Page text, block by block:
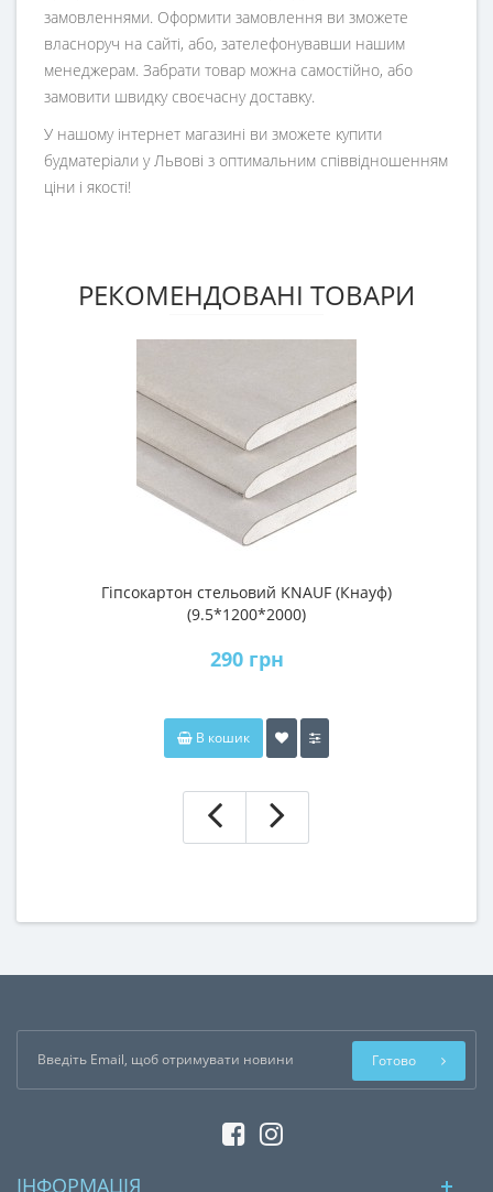
замовленнями. Оформити замовлення ви зможете
власноруч на сайті, або, зателефонувавши нашим
менеджерам. Забрати товар можна самостійно, або
замовити швидку своєчасну доставку.
У нашому інтернет магазині ви зможете купити
будматеріали у Львові з оптимальним співвідношенням
ціни і якості!
РЕКОМЕНДОВАНІ ТОВАРИ
Гіпсокартон стельовий KNAUF (Кнауф)
(9.5*1200*2000)
290 грн
В кошик
Готово
ІНФОРМАЦІЯ